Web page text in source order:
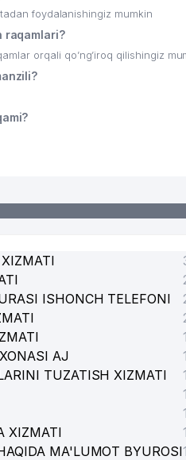
QOSHIDAGI BOSH TIBBIY
foydalanishingiz mumkin
raqamlari?
orqali qo’ng’iroq qilishingiz
ISHONCH TELEFONI
AJ
TUZATISH XIZMATI
XIZMATI
MA'LUMOT BYUROSI